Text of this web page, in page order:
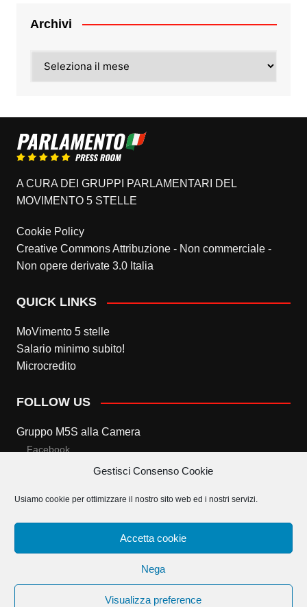
Gestisci Consenso Cookie
Usiamo cookie per ottimizzare il nostro sito web ed i nostri servizi.
Accetta cookie
Nega
Visualizza preference
Archivi
A CURA DEI GRUPPI PARLAMENTARI DEL
MOVIMENTO 5 STELLE
Cookie Policy
Creative Commons Attribuzione - Non commerciale -
Non opere derivate 3.0 Italia
QUICK LINKS
MoVimento 5 stelle
Salario minimo subito!
Microcredito
FOLLOW US
Gruppo M5S alla Camera
Facebook
Twitter